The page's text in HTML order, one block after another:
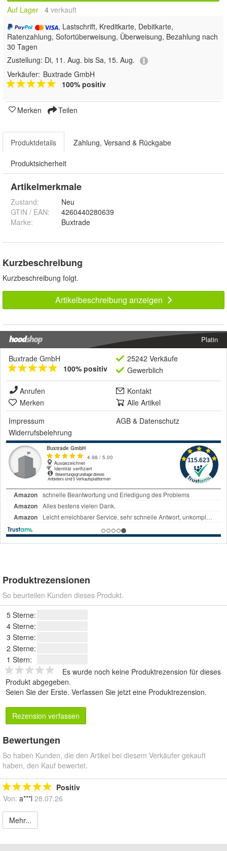
Auf Lager 4 verkauft
, Lastschrift, Kreditkarte, Debitkarte,
Ratenzahlung, Sofortüberweisung, Überweisung, Bezahlung nach
30 Tagen
Zustellung: Di, 11. Aug. bis Sa, 15. Aug.
Verkäufer: Buxtrade GmbH
100% positiv
Merken Teilen
Produktdetails Zahlung, Versand & Rückgabe
Produktsicherheit
Artikelmerkmale
Zustand:
Neu
GTIN / EAN:
4260440280639
Marke:
Buxtrade
Kurzbeschreibung
Kurzbeschreibung folgt.
Artikelbeschreibung anzeigen
Platin
Buxtrade GmbH
100% positiv
25242 Verkäufe
Gewerblich
Anrufen
Kontakt
Merken
Alle Artikel
Impressum
AGB & Datenschutz
Widerrufsbelehrung
Produktrezensionen
So beurteilen Kunden dieses Produkt.
5 Sterne:
4 Sterne:
3 Sterne:
2 Sterne:
1 Stern:
Es wurde noch keine Produktrezension für dieses
Produkt abgegeben.
Seien Sie der Erste. Verfassen Sie jetzt eine Produktrezension.
Rezension verfassen
Bewertungen
So haben Kunden, die den Artikel bei diesem Verkäufer gekauft
haben, den Kauf bewertet.
Positiv
Von: a***l 28.07.26
Mehr...